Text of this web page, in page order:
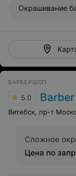
Окрашивание
БАРБЕРШОП
5.0 Barber
Витебск, пр-т
Сложное
Цена по